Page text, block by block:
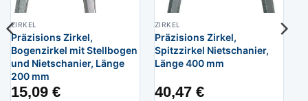
ZIRKEL
Präzisions Zirkel,
Bogenzirkel mit Stellbogen
und Nietschanier, Länge
200 mm
15,09 €
ZIRKEL
Präzisions Zirkel,
Spitzzirkel Nietschanier,
Länge 400 mm
40,47 €